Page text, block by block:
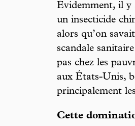
Évidemment, il y
un insecticide
alors qu’on
scandale
pas chez les
aux États-Unis,
principalement
Cette